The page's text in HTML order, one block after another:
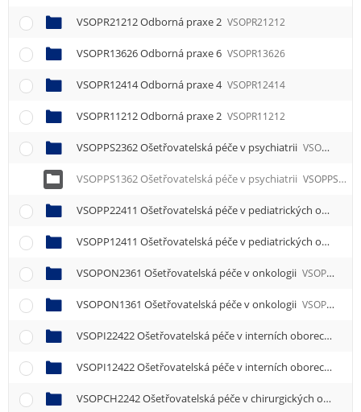
VSOPR21212 Odborná praxe 2 VSOPR21212
VSOPR13626 Odborná praxe 6 VSOPR13626
VSOPR12414 Odborná praxe 4 VSOPR12414
VSOPR11212 Odborná praxe 2 VSOPR11212
VSOPPS2362 Ošetřovatelská péče v psychiatrii VSOPPS2362
VSOPPS1362 Ošetřovatelská péče v psychiatrii VSOPPS1362
VSOPP22411 Ošetřovatelská péče v pediatrických oborech 1
VSOPP12411 Ošetřovatelská péče v pediatrických oborech 1
VSOPON2361 Ošetřovatelská péče v onkologii VSOPON2361
VSOPON1361 Ošetřovatelská péče v onkologii VSOPON1361
VSOPI22422 Ošetřovatelská péče v interních oborech 2
VSOPI12422 Ošetřovatelská péče v interních oborech 2
VSOPCH2242 Ošetřovatelská péče v chirurgických oborech